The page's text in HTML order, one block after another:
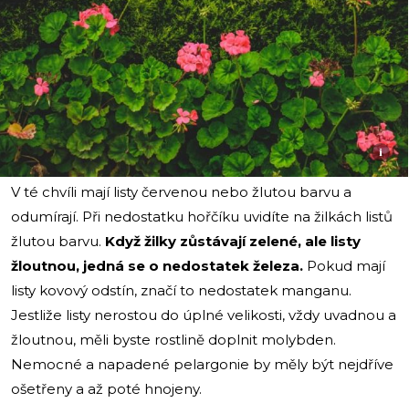
i
V té chvíli mají listy červenou nebo žlutou barvu a
odumírají. Při nedostatku hořčíku uvidíte na žilkách listů
žlutou barvu. Když žilky zůstávají zelené, ale listy
žloutnou, jedná se o nedostatek železa. Pokud mají
listy kovový odstín, značí to nedostatek manganu.
Jestliže listy nerostou do úplné velikosti, vždy uvadnou a
žloutnou, měli byste rostlině doplnit molybden.
Nemocné a napadené pelargonie by měly být nejdříve
ošetřeny a až poté hnojeny.